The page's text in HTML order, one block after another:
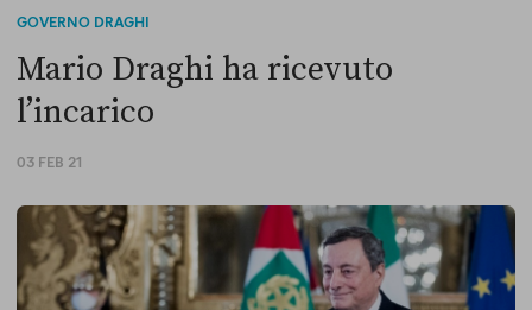
GOVERNO DRAGHI
Mario Draghi ha ricevuto
l’incarico
03 FEB 21